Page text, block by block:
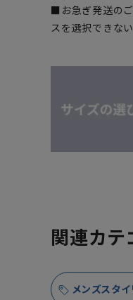
■お急ぎ発送の
スを選択できな
関連カテ
メンズスタ